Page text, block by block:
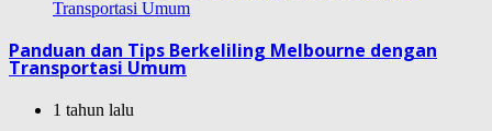
Panduan dan Tips Berkeliling Melbourne dengan
Transportasi Umum
1 tahun lalu